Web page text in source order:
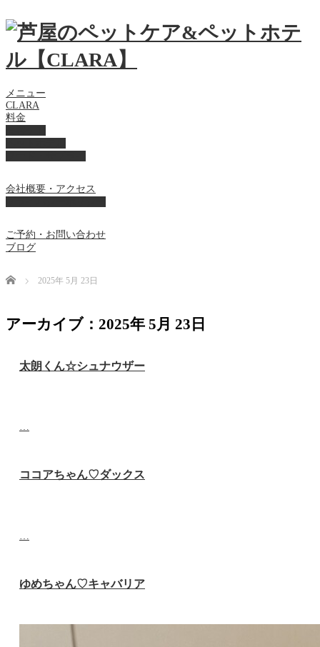
メニュー
CLARA
料金
会社概要・アクセス
ご予約・お問い合わせ
ブログ
Home 2025年 5月 23日
アーカイブ：2025年 5月 23日
太朗くん☆シュナウザー
…
ココアちゃん♡ダックス
ゆめちゃん♡‬キャバリア